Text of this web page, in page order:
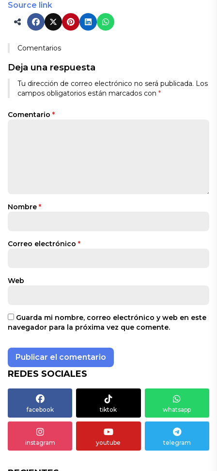
Source link
Comentarios
Deja una respuesta
Tu dirección de correo electrónico no será publicada. Los
campos obligatorios están marcados con *
Comentario *
Nombre *
Correo electrónico *
Web
Guarda mi nombre, correo electrónico y web en este
navegador para la próxima vez que comente.
REDES SOCIALES
facebook tiktok whatsapp
instagram youtube telegram